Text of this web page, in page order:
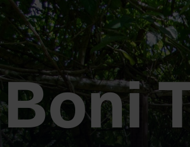
Boni